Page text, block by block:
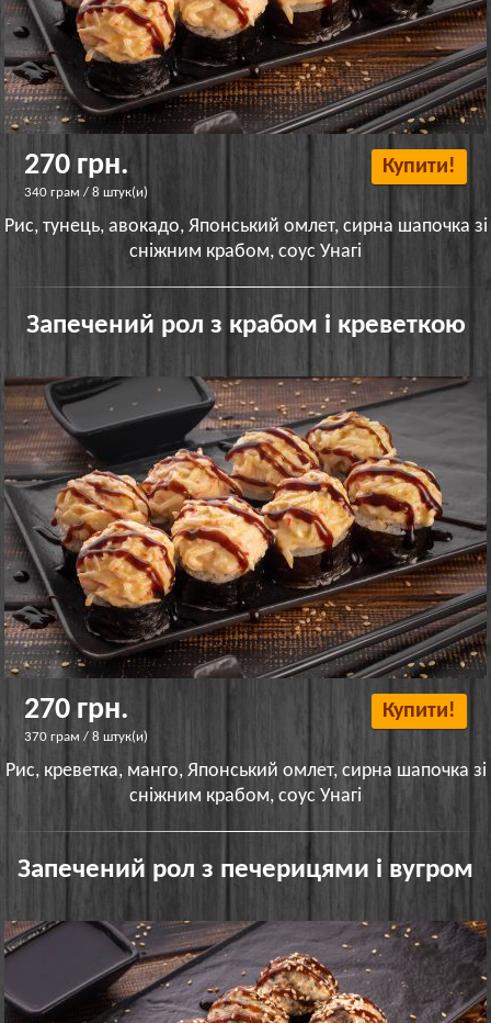
270 грн.
340 грам / 8 штук(и)
Купити!
Рис, тунець, авокадо, Японський омлет, сирна шапочка зі
сніжним крабом, соус Унагі
Запечений рол з крабом і креветкою
270 грн.
370 грам / 8 штук(и)
Купити!
Рис, креветка, манго, Японський омлет, сирна шапочка зі
сніжним крабом, соус Унагі
Запечений рол з печерицями і вугром